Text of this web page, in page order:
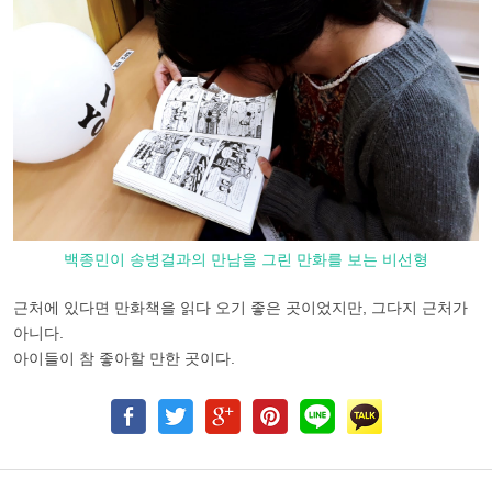
백종민이 송병걸과의 만남을 그린 만화를 보는 비선형
근처에 있다면 만화책을 읽다 오기 좋은 곳이었지만, 그다지 근처가
아니다.
아이들이 참 좋아할 만한 곳이다.